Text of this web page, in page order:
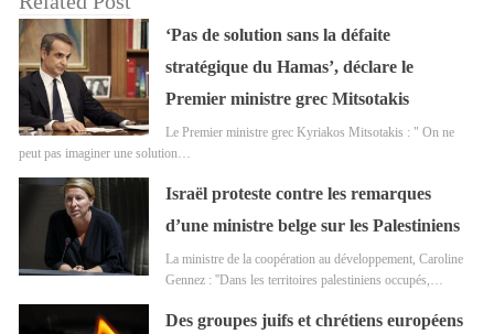
‘Pas de solution sans la défaite
stratégique du Hamas’, déclare le
Premier ministre grec Mitsotakis
Le Premier ministre grec Kyriakos Mitsotakis : " On ne
peut pas imaginer une solution…
Israël proteste contre les remarques
d’une ministre belge sur les Palestiniens
La ministre de la coopération au développement, Caroline
Gennez : ''Dans les territoires palestiniens occupés,…
Des groupes juifs et chrétiens européens